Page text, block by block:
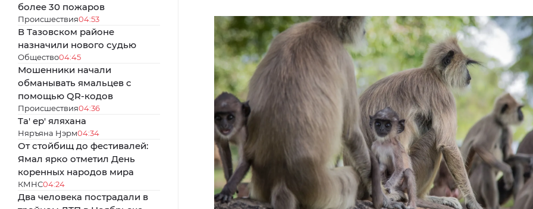
более 30 пожаров
Происшествия04:53
В Тазовском районе
назначили нового судью
Общество04:45
Мошенники начали
обманывать ямальцев с
помощью QR-кодов
Происшествия04:36
Та' ер' яляхана
Няръяна Ӈэрм04:34
От стойбищ до фестивалей:
Ямал ярко отметил День
коренных народов мира
КМНС04:24
Два человека пострадали в